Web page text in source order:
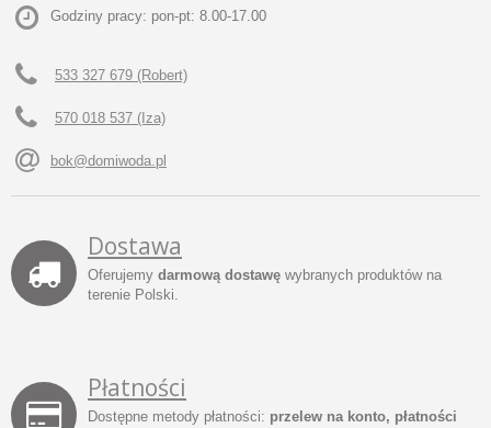
Godziny pracy: pon-pt: 8.00-17.00
533 327 679 (Robert)
570 018 537 (Iza)
bok@domiwoda.pl
Dostawa
Oferujemy darmową dostawę wybranych produktów na
terenie Polski.
Płatności
Dostępne metody płatności: przelew na konto, płatności